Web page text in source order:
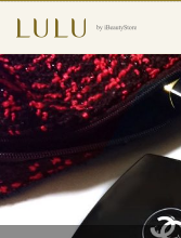
TOP
カテゴリー
スキンケア
メークアップ